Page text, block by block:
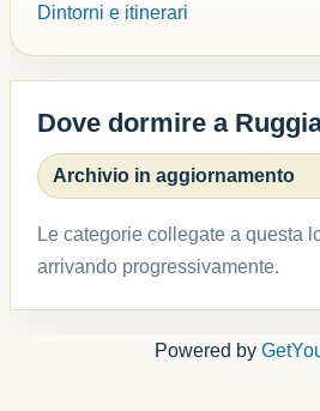
Dintorni e itinerari
Dove dormire a
Archivio in aggiornamento
Le categorie collegate a questa
arrivando progressivamente.
Powered by